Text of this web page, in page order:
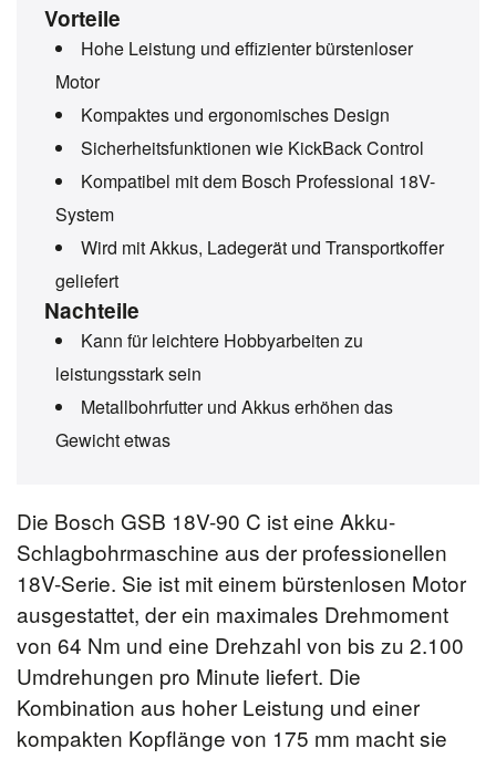
Die Bosch GSB 18V-90 C ist eine Akku-
Schlagbohrmaschine aus der professionellen
18V-Serie. Sie ist mit einem bürstenlosen Motor
ausgestattet, der ein maximales Drehmoment
von 64 Nm und eine Drehzahl von bis zu 2.100
Umdrehungen pro Minute liefert. Die
Kombination aus hoher Leistung und einer
kompakten Kopflänge von 175 mm macht sie
Vorteile
Hohe Leistung und effizienter bürstenloser
Motor
Kompaktes und ergonomisches Design
Sicherheitsfunktionen wie KickBack Control
Kompatibel mit dem Bosch Professional 18V-
System
Wird mit Akkus, Ladegerät und Transportkoffer
geliefert
Nachteile
Kann für leichtere Hobbyarbeiten zu
leistungsstark sein
Metallbohrfutter und Akkus erhöhen das
Gewicht etwas